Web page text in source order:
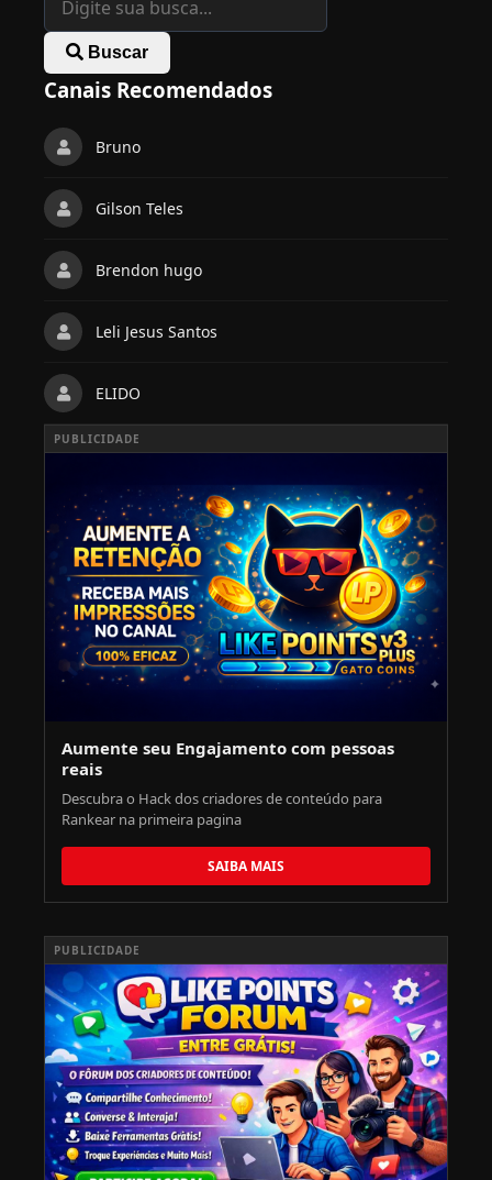
Buscar
Canais Recomendados
Bruno
Gilson Teles
Brendon hugo
Leli Jesus Santos
ELIDO
PUBLICIDADE
Aumente seu Engajamento com pessoas
reais
Descubra o Hack dos criadores de conteúdo para
Rankear na primeira pagina
SAIBA MAIS
PUBLICIDADE